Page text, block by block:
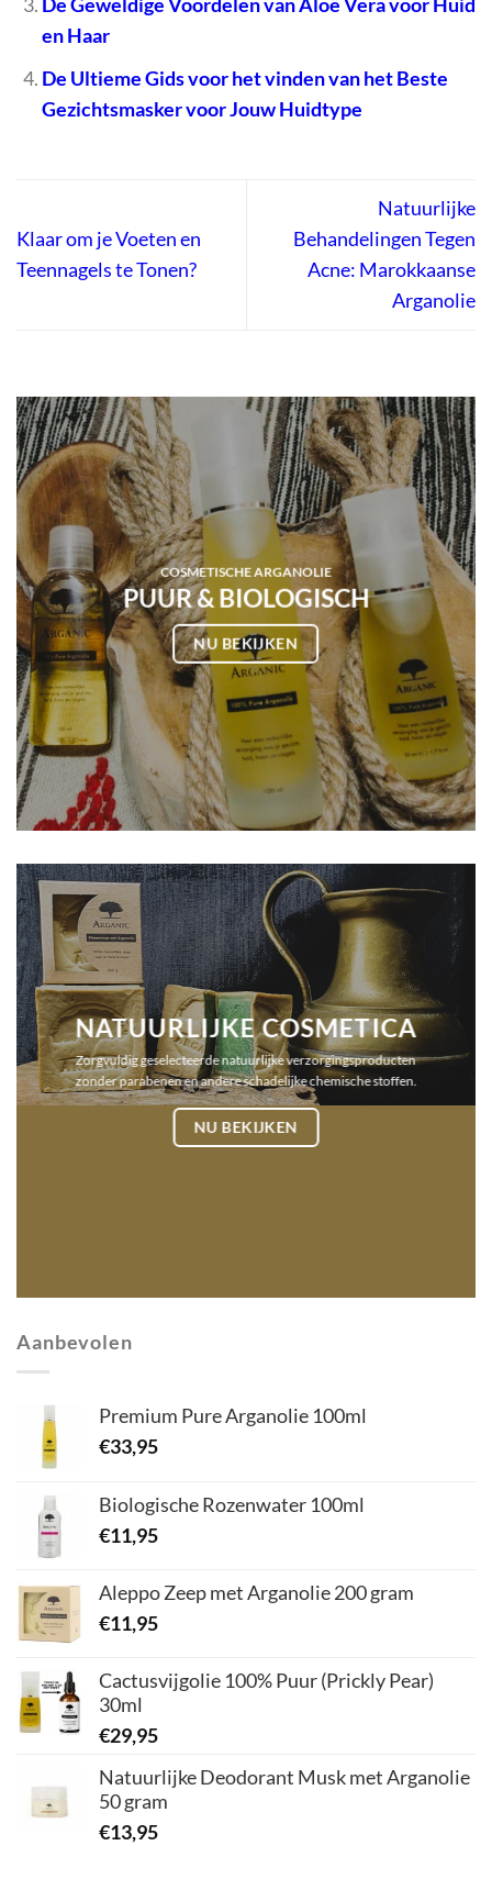
De Geweldige Voordelen van Aloë Vera voor Huid
en Haar
De Ultieme Gids voor het vinden van het Beste
Gezichtsmasker voor Jouw Huidtype
Klaar om je Voeten en
Teennagels te Tonen?
Natuurlijke
Behandelingen Tegen
Acne: Marokkaanse
Arganolie
COSMETISCHE ARGANOLIE
PUUR & BIOLOGISCH
NU BEKIJKEN
NATUURLIJKE COSMETICA
Zorgvuldig geselecteerde natuurlijke verzorgingsproducten
zonder parabenen en andere schadelijke chemische stoffen.
NU BEKIJKEN
Aanbevolen
Premium Pure Arganolie 100ml
€33,95
Biologische Rozenwater 100ml
€11,95
Aleppo Zeep met Arganolie 200 gram
€11,95
Cactusvijgolie 100% Puur (Prickly Pear)
30ml
€29,95
Natuurlijke Deodorant Musk met Arganolie
50 gram
€13,95